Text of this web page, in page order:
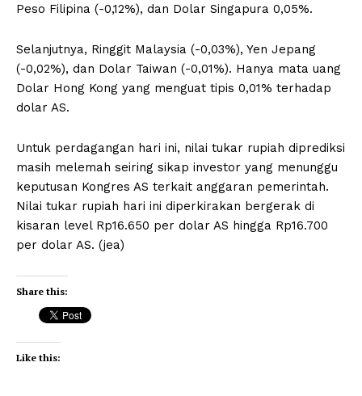
Peso Filipina (-0,12%), dan Dolar Singapura 0,05%.
Selanjutnya, Ringgit Malaysia (-0,03%), Yen Jepang
(-0,02%), dan Dolar Taiwan (-0,01%). Hanya mata uang
Dolar Hong Kong yang menguat tipis 0,01% terhadap
dolar AS.
Untuk perdagangan hari ini, nilai tukar rupiah diprediksi
masih melemah seiring sikap investor yang menunggu
keputusan Kongres AS terkait anggaran pemerintah.
Nilai tukar rupiah hari ini diperkirakan bergerak di
kisaran level Rp16.650 per dolar AS hingga Rp16.700
per dolar AS. (jea)
Share this:
Like this: